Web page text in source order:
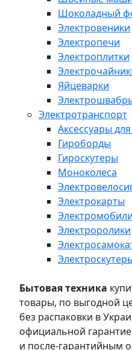
Шоколадный
Электровеники
Электропечи
Электроплитки
Яйцеварки
Электротранспорт
Аксессуары
Гироборды
Гироскутеры
Моноколеса
Электрокарты
Электромобили
Электроролики
Бытовая техника
товары, по выгодной
без распаковки в
официальной
и после-гарантийным